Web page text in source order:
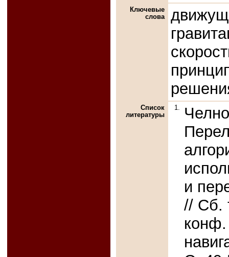
Ключевые
слова
Список
литературы
1.
и
// Сб.